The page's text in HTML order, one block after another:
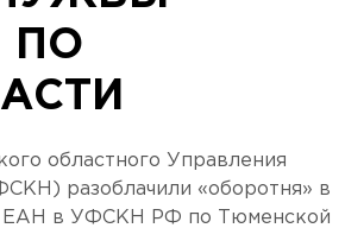
ПО
областного Управления
разоблачили «оборотня» в
ЕАН в УФСКН РФ по Тюменской